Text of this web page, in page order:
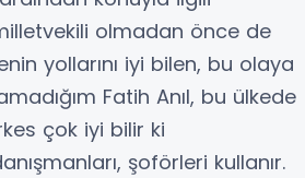
olmadan önce de
yollarını iyi bilen, bu olaya
Fatih Anıl, bu ülkede
çok iyi bilir ki
şoförleri kullanır.